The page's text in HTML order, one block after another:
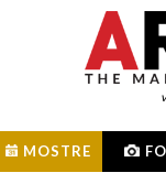
MOSTRE